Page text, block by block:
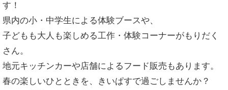
す！
県内の小・中学生による体験ブースや、
子どもも大人も楽しめる工作・体験コーナーがもりだく
さん。
地元キッチンカーや店舗によるフード販売もあります。
春の楽しいひとときを、きいぱすで過ごしませんか？